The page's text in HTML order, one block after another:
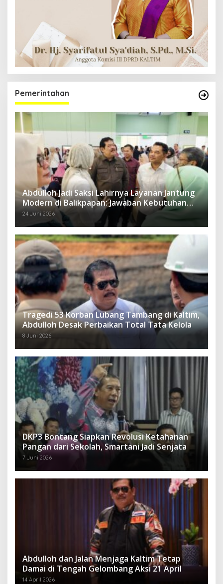
Pemerintahan
Abdulloh Jadi Saksi Lahirnya Layanan Jantung
Modern di Balikpapan: Jawaban Kebutuhan
Rakyat
24 Juni 2026
Tragedi 53 Korban Lubang Tambang di Kaltim,
Abdulloh Desak Perbaikan Total Tata Kelola
8 Juni 2026
DKP3 Bontang Siapkan Revolusi Ketahanan
Pangan dari Sekolah, Smartani Jadi Senjata
7 Juni 2026
Abdulloh dan Jalan Menjaga Kaltim Tetap
Damai di Tengah Gelombang Aksi 21 April
14 April 2026